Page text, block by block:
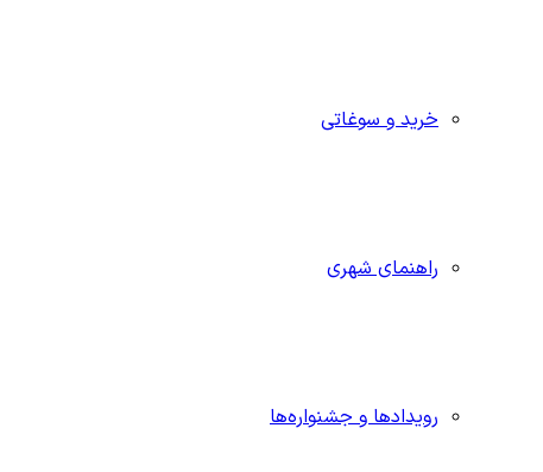
خرید و سوغاتی
راهنمای شهری
رویدادها و جشنواره‌ها